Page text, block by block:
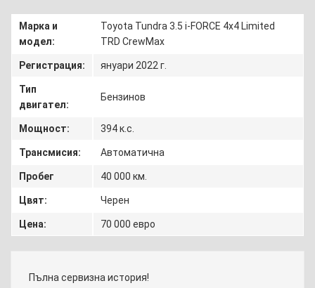
Марка и
модел:
Toyota Tundra 3.5 i-FORCE 4x4 Limited
TRD CrewMax
Регистрация: януари 2022 г.
Тип
двигател:
Бензинов
Мощност: 394 к.с.
Трансмисия: Автоматична
Пробег 40 000 км.
Цвят: Черен
Цена: 70 000 евро
Пълна сервизна история!